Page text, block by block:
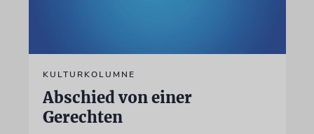
KULTURKOLUMNE
Abschied von einer
Gerechten